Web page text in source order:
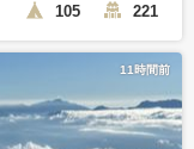
105 221
11時間前